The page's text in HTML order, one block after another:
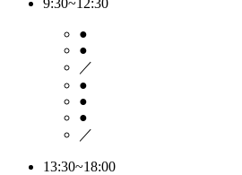
●
●
／
●
●
●
／
13:30~18:00